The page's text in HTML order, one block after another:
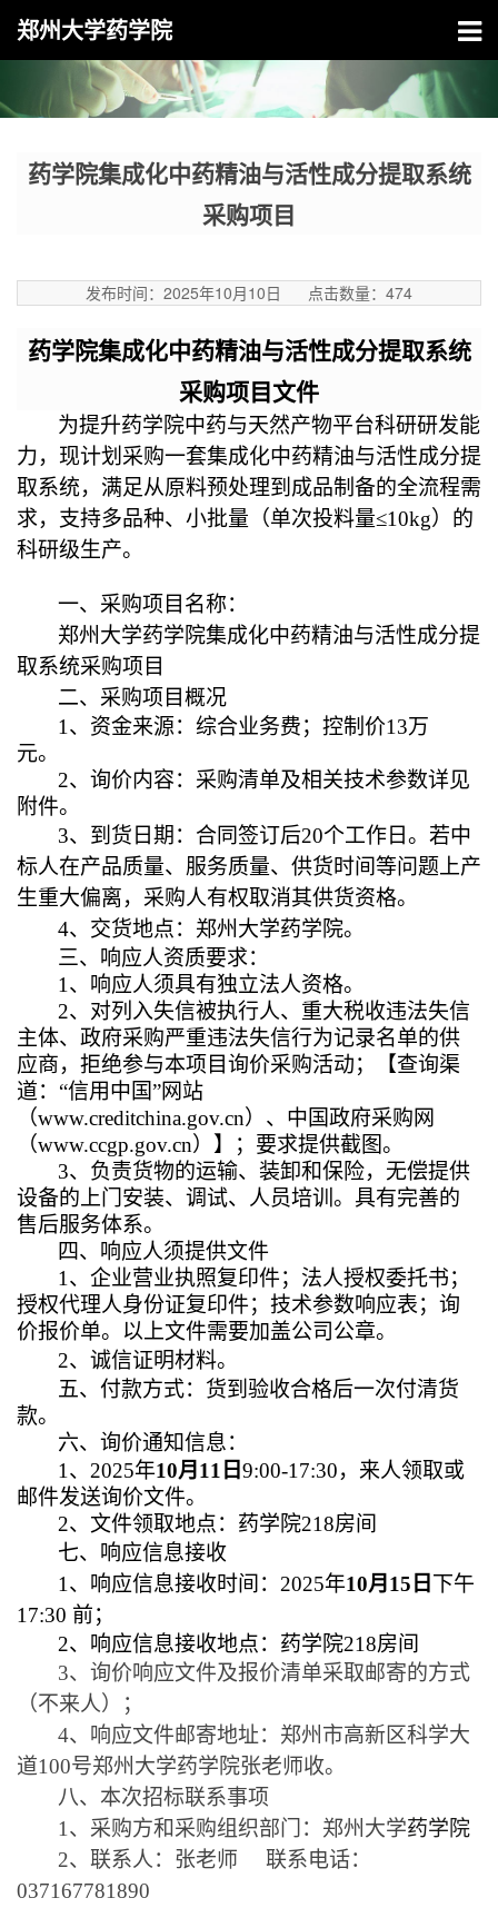
郑州大学药学院
药学院集成化中药精油与活性成分提取系统
采购项目
发布时间：2025年10月10日 点击数量： 474
药学院集成化中药精油与活性成分提取系统
采购项目 文件
为提升药学院中药与天然产物平台科研研发能
力，现计划采购一套集成化中药精油与活性成分提
取系统，满足从原料预处理到成品制备的全流程需
求，支持多品种、小批量（单次投料量≤10kg）的
科研级生产。
一、采购项目名称：
郑州大学药学院集成化中药精油与活性成分提
取系统采购项目
二、采购项目概况
1 、资金来源：综合业务费；控制价13万
元。
2、询价内容：采购清单及相关技术参数详见
附件。
3、到货日期：合同签订后20个工作日。若中
标人在产品质量、服务质量、供货时间等问题上产
生重大偏离，采购人有权取消其供货资格。
4、交货地点：郑州大学药学院。
三、响应人资质要求：
1 、响应人须具有独立法人资格。
2、对列入失信被执行人、重大税收违法失信
主体、政府采购严重违法失信行为记录名单的供
应商，拒绝参与本项目询价采购活动；【查询渠
道： “信用中国”网站
（www.creditchina.gov.cn）、中国政府采购网
（www.ccgp.gov.cn）】；要求提供截图。
3、 负责货物的运输、装卸和保险，无偿提供
设备的上门安装、调试、人员培训。 具有完善的
售后服务体系。
四、响应人须提供文件
1 、企业营业执照复印件；法人授权委托书；
授权代理人身份证复印件；技术参数响应表；询
价报价单。以上文件需要加盖公司公章。
2、诚信证明材料。
五、付款方式：货到验收合格后一次付清货
款。
六、询价通知信息：
1 、 2025年10月 11 日9:00-17:30，来人领取或
邮件发送询价文件。
2、文件领取地点：药学院218房间
七、响应信息接收
1 、响应信息接收时间： 2025年10月 15 日 下午
17:30 前；
2、响应信息接收地点：药学院218房间
3、询价响应文件及报价清单采取邮寄的方式
（不来人）；
4、响应文件邮寄地址：郑州市高新区科学大
道100号郑州大学药学院张老师收。
八、本次招标联系事项
1 、采购方和采购组织部门：郑州大学药学院
2、联系人：张老师
联系电话：
037167781890